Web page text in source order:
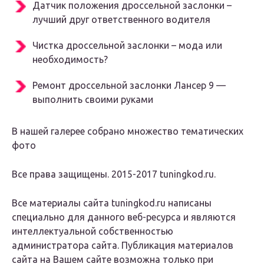
Датчик положения дроссельной заслонки –
лучший друг ответственного водителя
Чистка дроссельной заслонки – мода или
необходимость?
Ремонт дроссельной заслонки Лансер 9 —
выполнить своими руками
В нашей галерее собрано множество тематических
фото
Все права защищены. 2015-2017 tuningkod.ru.
Все материалы сайта tuningkod.ru написаны
специально для данного веб-ресурса и являются
интеллектуальной собственностью
администратора сайта. Публикация материалов
сайта на Вашем сайте возможна только при